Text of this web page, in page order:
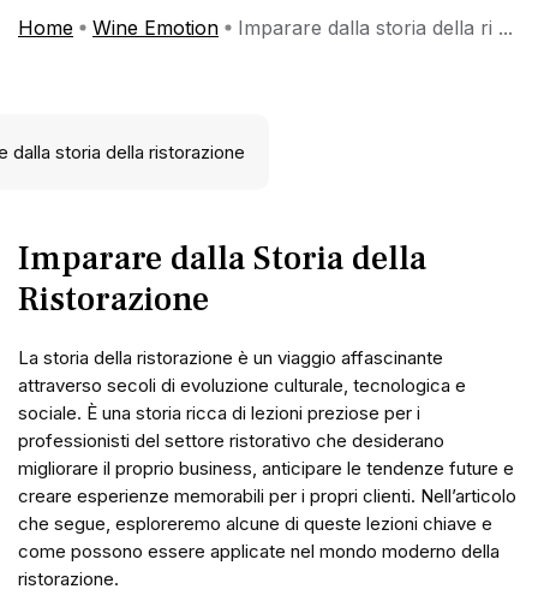
Home Wine Emotion Imparare dalla storia della ri ...
Imparare dalla Storia della
Ristorazione
La storia della ristorazione è un viaggio affascinante
attraverso secoli di evoluzione culturale, tecnologica e
sociale. È una storia ricca di lezioni preziose per i
professionisti del settore ristorativo che desiderano
migliorare il proprio business, anticipare le tendenze future e
creare esperienze memorabili per i propri clienti. Nell’articolo
che segue, esploreremo alcune di queste lezioni chiave e
come possono essere applicate nel mondo moderno della
ristorazione.